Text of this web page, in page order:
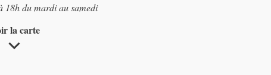
18h du mardi au samedi
la carte